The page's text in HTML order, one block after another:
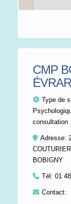
CMP
Type de
consultation
Adresse:
BOBIGNY
Tél: 01
Contact: